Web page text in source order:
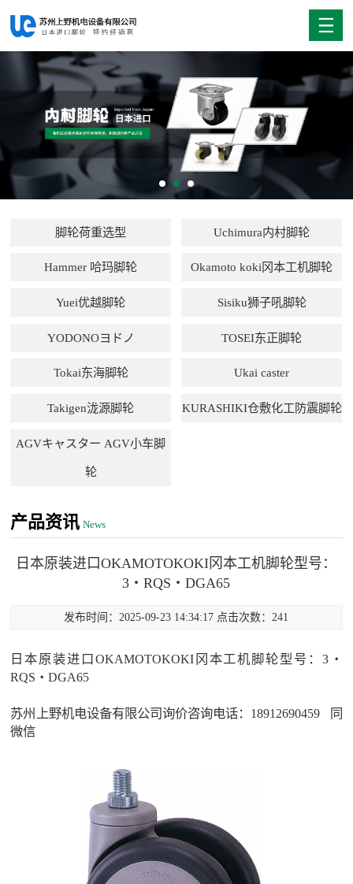
脚轮荷重选型 Uchimura内村脚轮
Hammer 哈玛脚轮 Okamoto koki冈本工机脚轮
Yuei优越脚轮 Sisiku狮子吼脚轮
YODONOヨドノ TOSEI东正脚轮
Tokai东海脚轮 Ukai caster
Takigen泷源脚轮 KURASHIKI仓敷化工防震脚轮
AGVキャスター AGV小车脚
轮
产品资讯 News
日本原装进口OKAMOTOKOKI冈本工机脚轮型号：
3・RQS・DGA65
发布时间：2025-09-23 14:34:17 点击次数：241
日本原装进口OKAMOTOKOKI冈本工机脚轮型号：3・
RQS・DGA65
苏州上野机电设备有限公司询价咨询电话：18912690459 同
微信